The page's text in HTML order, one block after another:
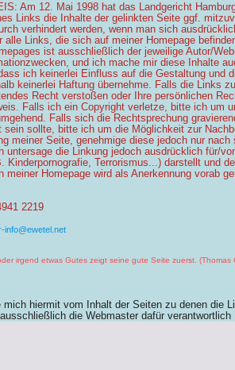
Am 12. Mai 1998 hat das Landgericht
Links die Inhalte der gelinkten Seite ggf.
verhindert werden, wenn man sich
alle Links, die sich auf meiner Homepage
ist ausschließlich der jeweilige Autor/
und ich mache mir diese Inhalte
ich keinerlei Einfluss auf die Gestaltung und
keinerlei Haftung übernehme. Falls die Links
Recht verstoßen oder Ihre persönlichen
Falls ich ein Copyright verletze, bitte ich um
Falls sich die Rechtsprechung
sein sollte, bitte ich um die Möglichkeit zur
meiner Seite, genehmige diese jedoch nur
untersage die Linkung jedoch ausdrücklich für/
Kinderpornografie, Terrorismus...) darstellt und
meiner Homepage wird als Anerkennung vorab
2219
info@ewetel.net
irgend etwas Gutes zeigt seine gute Seite zuerst. (Thomas
mich hiermit vom Inhalt der Seiten zu denen die
die Webmaster dafür verantwortlich